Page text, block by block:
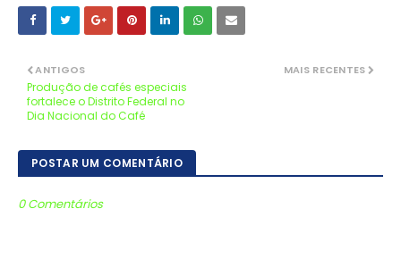
MAIS RECENTES
ANTIGOS
Produção de cafés especiais
fortalece o Distrito Federal no
Dia Nacional do Café
POSTAR UM COMENTÁRIO
0 Comentários